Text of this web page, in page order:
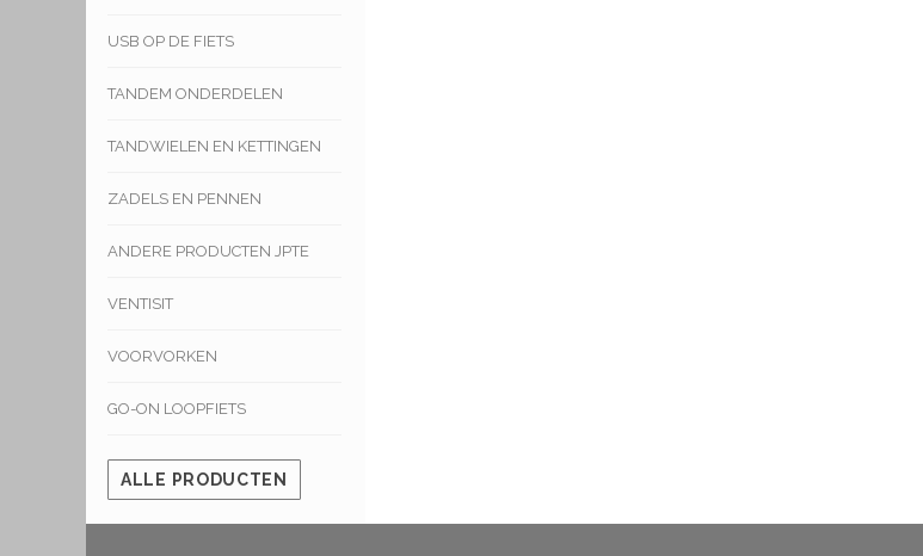
USB OP DE FIETS
TANDEM ONDERDELEN
TANDWIELEN EN KETTINGEN
ZADELS EN PENNEN
ANDERE PRODUCTEN JPTE
VENTISIT
VOORVORKEN
GO-ON LOOPFIETS
ALLE PRODUCTEN